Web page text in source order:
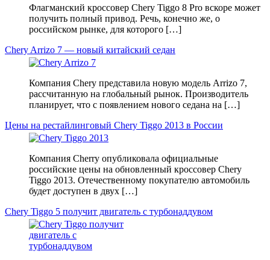
Флагманский кроссовер Chery Tiggo 8 Pro вскоре может
получить полный привод. Речь, конечно же, о
российском рынке, для которого […]
Chery Arrizo 7 — новый китайский седан
Компания Chery представила новую модель Arrizo 7,
рассчитанную на глобальный рынок. Производитель
планирует, что с появлением нового седана на […]
Цены на рестайлинговый Chery Tiggo 2013 в России
Компания Cherry опубликовала официальные
российские цены на обновленный кроссовер Chery
Tiggo 2013. Отечественному покупателю автомобиль
будет доступен в двух […]
Chery Tiggo 5 получит двигатель с турбонаддувом